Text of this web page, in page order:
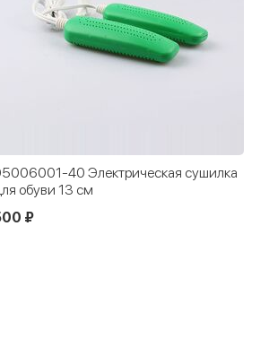
40 Электрическая сушилка
обуви 13 см
₽